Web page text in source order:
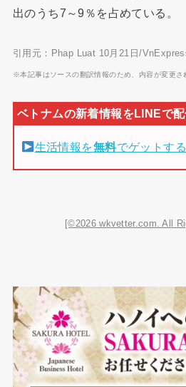
出のうち7～9％を占めている。
引用元：Phap Luat 10月21日/
※本記事はソースの翻訳情報のため、内容が変更さ
生活情報を無料でゲットする
[©2026 wkvetter.com. All